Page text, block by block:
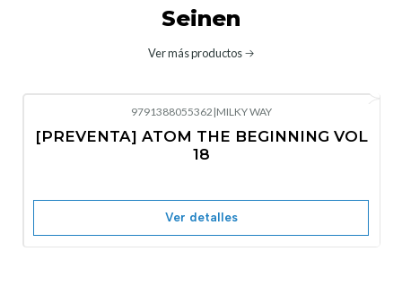
Seinen
Ver más productos
9791388055362 |MILKY WAY
[PREVENTA] ATOM THE BEGINNING VOL
18
Ver detalles